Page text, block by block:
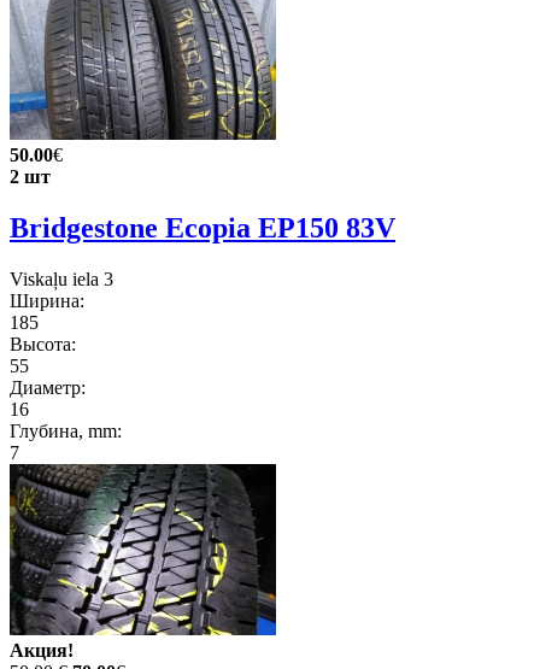
50.00€
2 шт
Bridgestone Ecopia EP150 83V
Viskaļu iela 3
Ширина:
185
Высота:
55
Диаметр:
16
Глубина, mm:
7
Акция!